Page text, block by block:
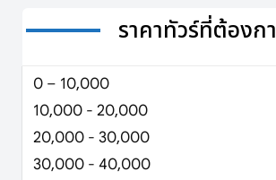
ราคาทัวร์ที่ต้องก
0 – 10,000
10,000 - 20,000
20,000 - 30,000
30,000 - 40,000